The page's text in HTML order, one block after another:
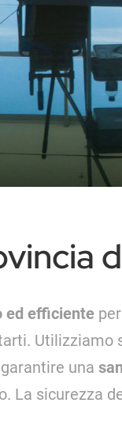
ed efficiente
Utilizziamo
una
La sicurezza